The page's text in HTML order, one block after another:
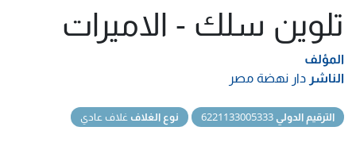
تلوين سلك - الاميرات
المؤلف
الناشر دار نهضة مصر
الترقيم الدولي نوع الغلاف غلاف عادي